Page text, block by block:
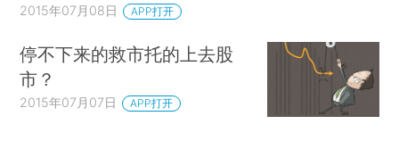
2015年07月08日 APP打开
停不下来的救市托的上去股
市？
2015年07月07日 APP打开